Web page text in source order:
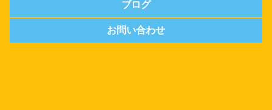
ブログ
お問い合わせ